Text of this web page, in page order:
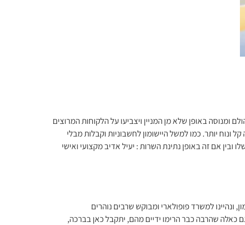
ומנוסה באופן שלא מן המניין ויצביעו על הלקוחות המרוצים
ונוח יותר. כמו למשל היישומון לחשבוניות וקבלות מבלי
ובין אם זה באופן נתינת השרות : יעיל אדיב מקצועי ואישי
שפשף אותנו המון, ונהיינו למשרד פופולארי ומבוקש שרבים נוהרים
כאלה שהרבה כבר הרימו ידיים מהם, יתקבל כאן בברכה,